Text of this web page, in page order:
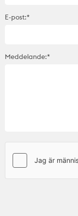
E-post:*
Meddelande:*